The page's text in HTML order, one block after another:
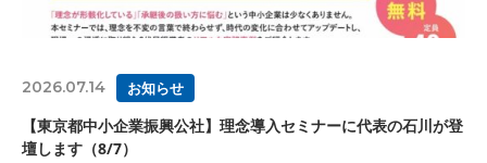
2026.07.14 お知らせ
【東京都中小企業振興公社】理念導入セミナーに代表の石川が登
壇します（8/7）